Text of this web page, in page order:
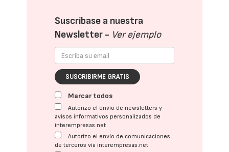
Suscríbase a nuestra
Newsletter - Ver ejemplo
SUSCRIBIRME GRATIS
Marcar todos
Autorizo el envío de newsletters y
avisos informativos personalizados de
interempresas.net
Autorizo el envío de comunicaciones
de terceros vía interempresas.net